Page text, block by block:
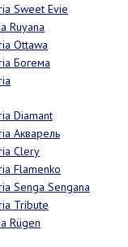
Sweet Evie
Ruyana
Ottawa
Богема
Diamant
Акварель
Clery
Flamenko
Senga Sengana
Tribute
Rügen